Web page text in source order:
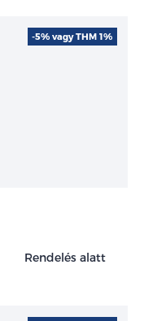
Rendelés alatt
-5% vagy THM 1%